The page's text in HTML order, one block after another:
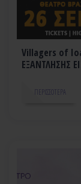
Villagers of
ΕΞΑΝΤΛΗΣΗΣ
ΠΕΡΙΣΣΌΤΕΡΑ